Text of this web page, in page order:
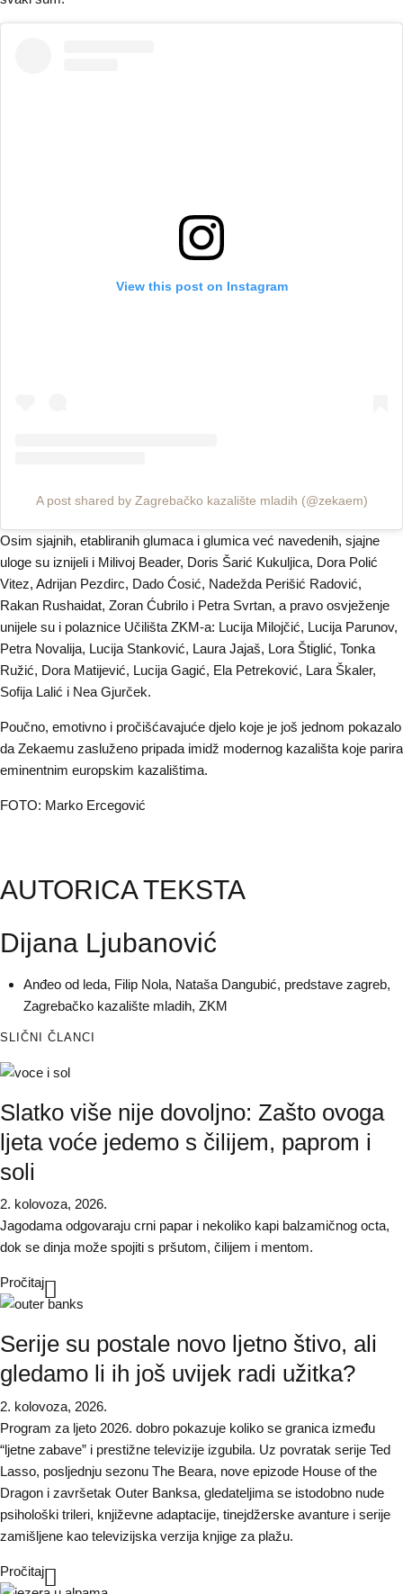
View this post on Instagram
A post shared by Zagrebačko kazalište mladih (@zekaem)
Osim sjajnih, etabliranih glumaca i glumica već navedenih, sjajne
uloge su iznijeli i Milivoj Beader, Doris Šarić Kukuljica, Dora Polić
Vitez, Adrijan Pezdirc, Dado Ćosić, Nadežda Perišić Radović,
Rakan Rushaidat, Zoran Ćubrilo i Petra Svrtan, a pravo osvježenje
unijele su i polaznice Učilišta ZKM-a: Lucija Milojčić, Lucija Parunov,
Petra Novalija, Lucija Stanković, Laura Jajaš, Lora Štiglić, Tonka
Ružić, Dora Matijević, Lucija Gagić, Ela Petreković, Lara Škaler,
Sofija Lalić i Nea Gjurček.
Poučno, emotivno i pročišćavajuće djelo koje je još jednom pokazalo
da Zekaemu zasluženo pripada imidž modernog kazališta koje parira
eminentnim europskim kazalištima.
FOTO: Marko Ercegović
AUTORICA TEKSTA
Dijana Ljubanović
Anđeo od leda, Filip Nola, Nataša Dangubić, predstave zagreb,
Zagrebačko kazalište mladih, ZKM
SLIČNI ČLANCI
Slatko više nije dovoljno: Zašto ovoga
ljeta voće jedemo s čilijem, paprom i
soli
2. kolovoza, 2026.
Jagodama odgovaraju crni papar i nekoliko kapi balzamičnog octa,
dok se dinja može spojiti s pršutom, čilijem i mentom.
Pročitaj
Serije su postale novo ljetno štivo, ali
gledamo li ih još uvijek radi užitka?
2. kolovoza, 2026.
Program za ljeto 2026. dobro pokazuje koliko se granica između
“ljetne zabave” i prestižne televizije izgubila. Uz povratak serije Ted
Lasso, posljednju sezonu The Beara, nove epizode House of the
Dragon i završetak Outer Banksa, gledateljima se istodobno nude
psihološki trileri, književne adaptacije, tinejdžerske avanture i serije
zamišljene kao televizijska verzija knjige za plažu.
Pročitaj